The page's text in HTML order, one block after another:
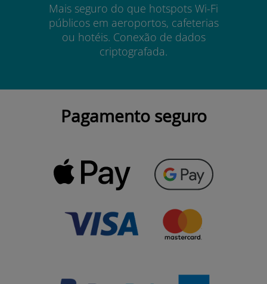
Mais seguro do que hotspots Wi-Fi
públicos em aeroportos, cafeterias
ou hotéis. Conexão de dados
criptografada.
Pagamento seguro